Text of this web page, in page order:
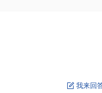
我来回